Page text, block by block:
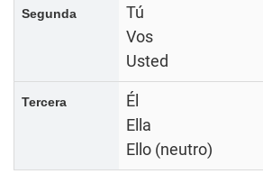
Segunda
Tú
Vos
Usted
Tercera
Él
Ella
Ello (neutro)